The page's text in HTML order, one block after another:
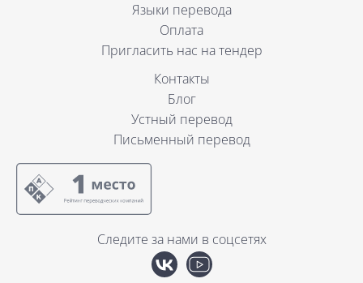
Языки перевода
Оплата
Пригласить нас на тендер
Контакты
Блог
Устный перевод
Письменный перевод
Следите за нами в соцсетях